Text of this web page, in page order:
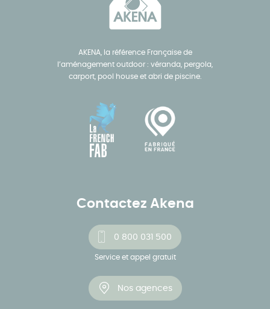
AKENA, la référence Française de
l’aménagement outdoor : véranda, pergola,
carport, pool house et abri de piscine.
Contactez Akena
0 800 031 500
Service et appel gratuit
Nos agences